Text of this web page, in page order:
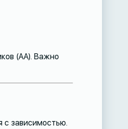
(АА). Важно
с зависимостью.